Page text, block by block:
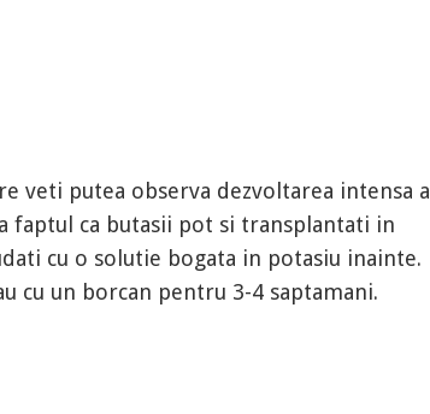
veti putea observa dezvoltarea intensa a
faptul ca butasii pot si transplantati in
cu o solutie bogata in potasiu inainte.
cu un borcan pentru 3-4 saptamani.